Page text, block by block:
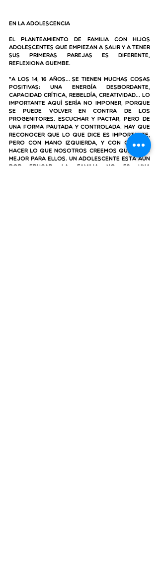
En la adolescencia
El planteamiento de familia con hijos
adolescentes que empiezan a salir y a tener
sus primeras parejas es diferente,
reflexiona Guembe.
"A los 14, 16 años… se tienen muchas cosas
positivas: una energía desbordante,
capacidad crítica, rebeldía, creatividad… Lo
importante aquí sería no imponer, porque
se puede volver en contra de los
progenitores. Escuchar y pactar, pero de
una forma pautada y controlada. Hay que
reconocer que lo que dice es importante,
pero con mano izquierda, y con cintura,
hacer lo que nosotros creemos que es lo
mejor para ellos. Un adolescente está aún
por educar. La familia no es una